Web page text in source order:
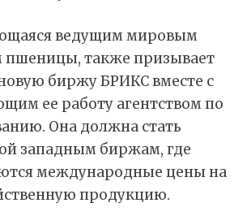
ведущим мировым
пшеницы, также призывает
биржу БРИКС вместе с
ее работу агентством по
Она должна стать
западным биржам, где
международные цены на
продукцию.